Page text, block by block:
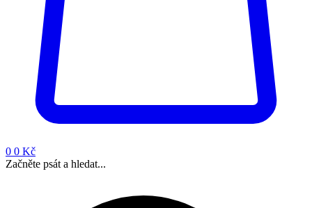
0 0 Kč
Začněte psát a hledat...